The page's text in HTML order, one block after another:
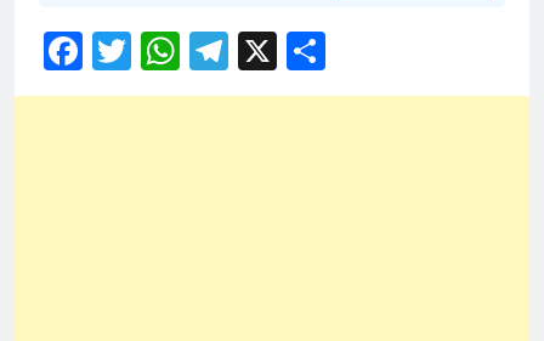
Facebook
Twitter
WhatsApp
Telegram
X